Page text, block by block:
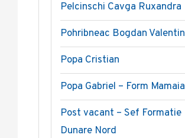
Pelcinschi Cavga Ruxandra
Pohribneac Bogdan Valentin
Popa Cristian
Popa Gabriel – Form Mamaia
Post vacant – Sef Formatie
Dunare Nord